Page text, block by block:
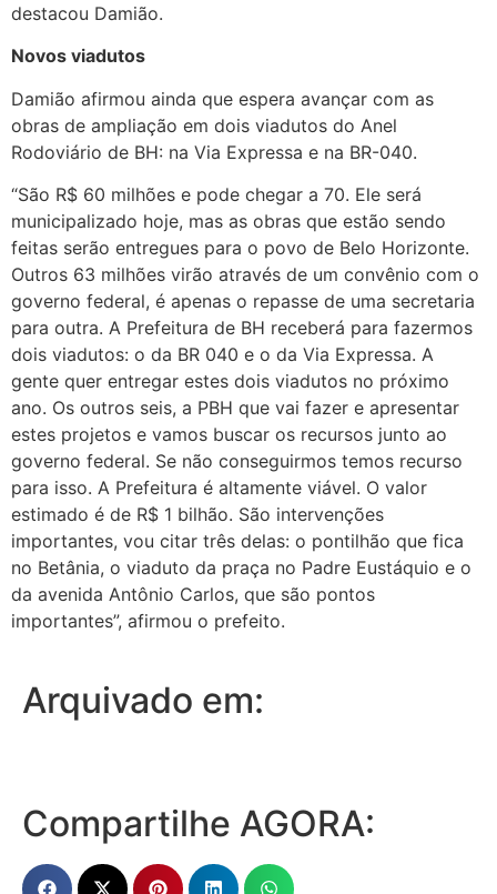
destacou Damião.
Novos viadutos
Damião afirmou ainda que espera avançar com as
obras de ampliação em dois viadutos do Anel
Rodoviário de BH: na Via Expressa e na BR-040.
“São R$ 60 milhões e pode chegar a 70. Ele será
municipalizado hoje, mas as obras que estão sendo
feitas serão entregues para o povo de Belo Horizonte.
Outros 63 milhões virão através de um convênio com o
governo federal, é apenas o repasse de uma secretaria
para outra. A Prefeitura de BH receberá para fazermos
dois viadutos: o da BR 040 e o da Via Expressa. A
gente quer entregar estes dois viadutos no próximo
ano. Os outros seis, a PBH que vai fazer e apresentar
estes projetos e vamos buscar os recursos junto ao
governo federal. Se não conseguirmos temos recurso
para isso. A Prefeitura é altamente viável. O valor
estimado é de R$ 1 bilhão. São intervenções
importantes, vou citar três delas: o pontilhão que fica
no Betânia, o viaduto da praça no Padre Eustáquio e o
da avenida Antônio Carlos, que são pontos
importantes”, afirmou o prefeito.
Arquivado em:
Compartilhe AGORA: